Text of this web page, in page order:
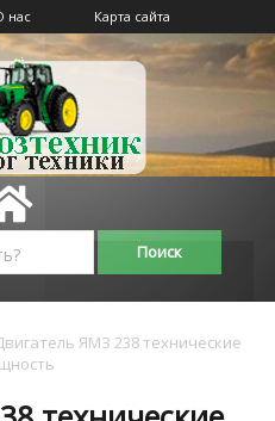
нас Карта сайта
ЯМЗ 238 технические